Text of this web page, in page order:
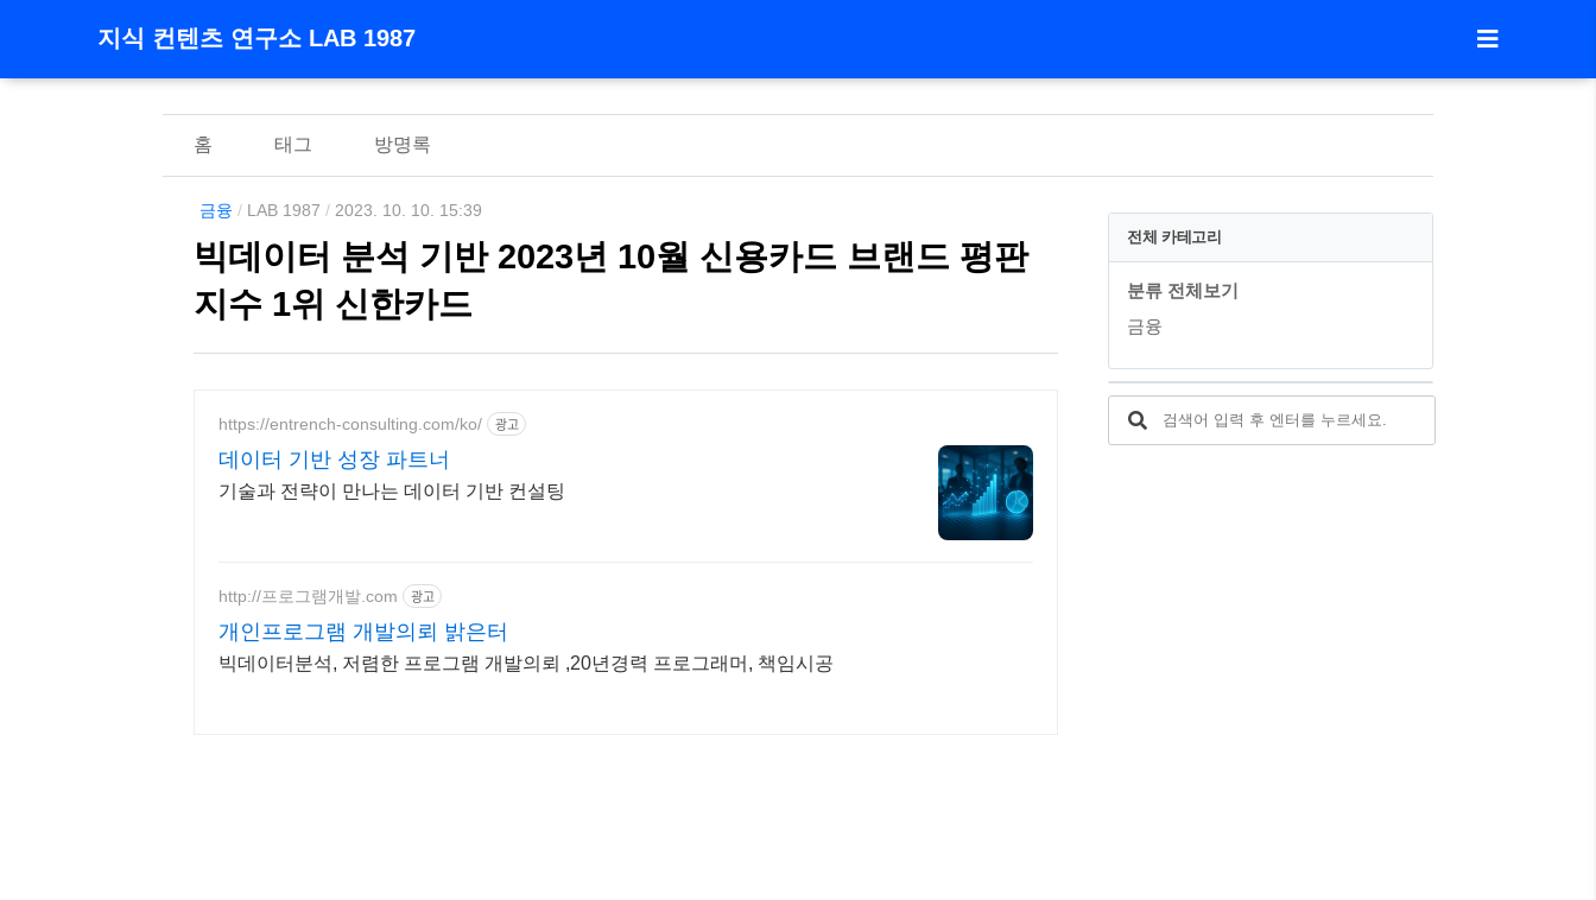
지식 컨텐츠 연구소 LAB 1987
홈 태그 방명록
금융 / LAB 1987 / 2023. 10. 10. 15:39
빅데이터 분석 기반 2023년 10월 신용카드 브랜드 평판
지수 1위 신한카드
https://entrench-consulting.com/ko/ 광고
데이터 기반 성장 파트너
기술과 전략이 만나는 데이터 기반 컨설팅
http://프로그램개발.com 광고
개인프로그램 개발의뢰 밝은터
빅데이터분석, 저렴한 프로그램 개발의뢰 ,20년경력 프로그래머, 책임시공
전체 카테고리
분류 전체보기
금융